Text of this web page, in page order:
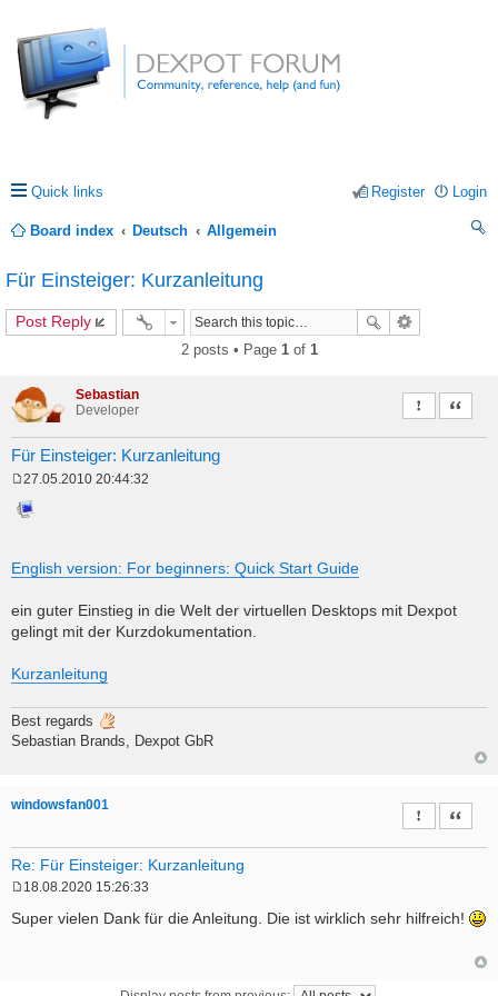
Quick links Login
Register
Board index Deutsch
Allgemein
Für Einsteiger: Kurzanleitung
Post Reply
2 posts • Page 1of 1
Sebastian
Developer
Für Einsteiger: Kurzanleitung
Report this
Quote
o
s
27.05.2010 20:44:32
English version: For beginners: Quick Start Guide
ein guter Einstieg in die Welt der virtuellen Desktops mit Dexpot
gelingt mit der Kurzdokumentation.
Kurzanleitung
Best regards
Sebastian Brands, Dexpot GbR
windowsfan001
Re: Für Einsteiger: Kurzanleitung
Report this
Quote
o
18.08.2020 15:26:33
Super vielen Dank für die Anleitung. Die ist wirklich sehr hilfreich!